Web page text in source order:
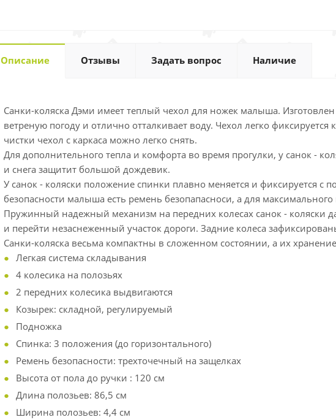
Описание Отзывы Задать вопрос Наличие
Санки-коляска Дэми имеет теплый чехол для ножек малыша.
ветреную погоду и отлично отталкивает воду. Чехол легко
чистки чехол с каркаса можно легко снять.
Для дополнительного тепла и комфорта во время прогулки, у санок -
и снега защитит большой дождевик.
У санок - коляски положение спинки плавно меняется и фиксируется
безопасности малыша есть ремень безопапасноси, а для
Пружинный надежный механизм на передних колесах санок - коляски
и перейти незаснеженный участок дороги. Задние колеса
Санки-коляска весьма компактны в сложенном состоянии, а их
Легкая система складывания
4 колесика на полозьях
2 передних колесика выдвигаются
Козырек: складной, регулируемый
Подножка
Спинка: 3 положения (до горизонтального)
Ремень безопасности: трехточечный на защелках
Высота от пола до ручки : 120 см
Длина полозьев: 86,5 см
Ширина полозьев: 4,4 см